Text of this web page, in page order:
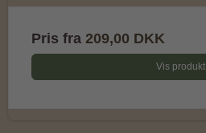
Pris fra 209,00 DKK
Vis produkt